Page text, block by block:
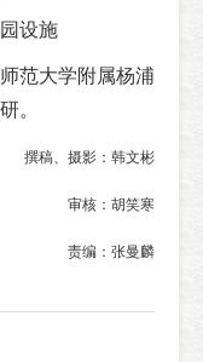
设施
范大学附属杨浦
。
撰稿、摄影：韩文彬
审核：胡笑寒
责编：张曼麟